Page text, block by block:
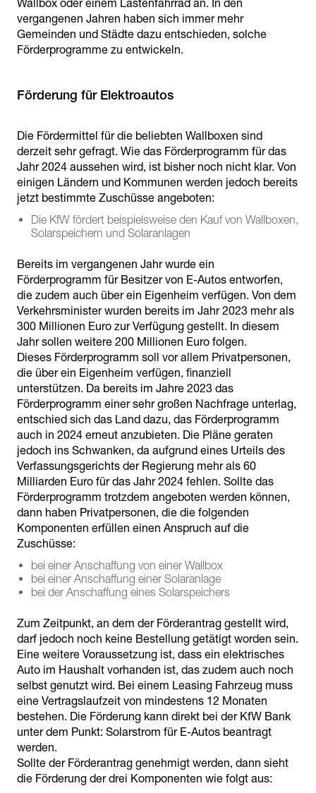
Wallbox oder einem Lastenfahrrad an. In den
vergangenen Jahren haben sich immer mehr
Gemeinden und Städte dazu entschieden, solche
Förderprogramme zu entwickeln.
Förderung für Elektroautos
Die Fördermittel für die beliebten Wallboxen sind
derzeit sehr gefragt. Wie das Förderprogramm für das
Jahr 2024 aussehen wird, ist bisher noch nicht klar. Von
einigen Ländern und Kommunen werden jedoch bereits
jetzt bestimmte Zuschüsse angeboten:
Die KfW fördert beispielsweise den Kauf von Wallboxen,
Solarspeichern und Solaranlagen
Bereits im vergangenen Jahr wurde ein
Förderprogramm für Besitzer von E-Autos entworfen,
die zudem auch über ein Eigenheim verfügen. Von dem
Verkehrsminister wurden bereits im Jahr 2023 mehr als
300 Millionen Euro zur Verfügung gestellt. In diesem
Jahr sollen weitere 200 Millionen Euro folgen.
Dieses Förderprogramm soll vor allem Privatpersonen,
die über ein Eigenheim verfügen, finanziell
unterstützen. Da bereits im Jahre 2023 das
Förderprogramm einer sehr großen Nachfrage unterlag,
entschied sich das Land dazu, das Förderprogramm
auch in 2024 erneut anzubieten. Die Pläne geraten
jedoch ins Schwanken, da aufgrund eines Urteils des
Verfassungsgerichts der Regierung mehr als 60
Milliarden Euro für das Jahr 2024 fehlen. Sollte das
Förderprogramm trotzdem angeboten werden können,
dann haben Privatpersonen, die die folgenden
Komponenten erfüllen einen Anspruch auf die
Zuschüsse:
bei einer Anschaffung von einer Wallbox
bei einer Anschaffung einer Solaranlage
bei der Anschaffung eines Solarspeichers
Zum Zeitpunkt, an dem der Förderantrag gestellt wird,
darf jedoch noch keine Bestellung getätigt worden sein.
Eine weitere Voraussetzung ist, dass ein elektrisches
Auto im Haushalt vorhanden ist, das zudem auch noch
selbst genutzt wird. Bei einem Leasing Fahrzeug muss
eine Vertragslaufzeit von mindestens 12 Monaten
bestehen. Die Förderung kann direkt bei der KfW Bank
unter dem Punkt: Solarstrom für E-Autos beantragt
werden.
Sollte der Förderantrag genehmigt werden, dann sieht
die Förderung der drei Komponenten wie folgt aus: